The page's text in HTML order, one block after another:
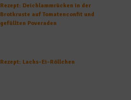
Rezept: Deichlammrücken in der
Brotkruste auf Tomatenconfit und
gefüllten Poveraden
Rezept: Lachs-Ei-Röllchen